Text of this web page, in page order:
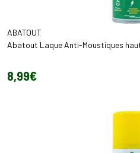
ABATOUT
Abatout Laque Anti-Moustiques
8,99€